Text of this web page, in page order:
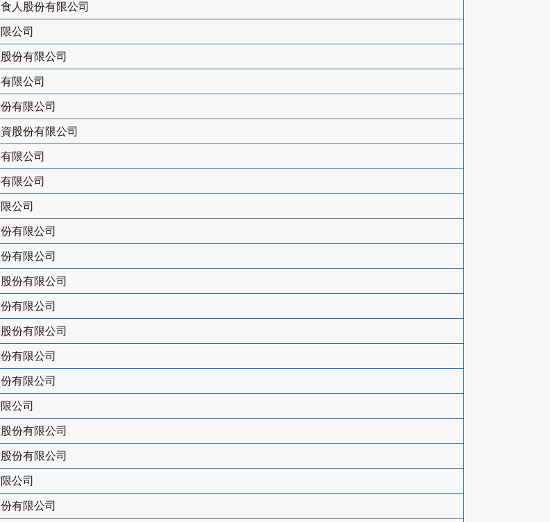
人股份有限公司
公司
份有限公司
限公司
有限公司
股份有限公司
限公司
限公司
公司
有限公司
有限公司
份有限公司
有限公司
份有限公司
有限公司
有限公司
公司
份有限公司
份有限公司
公司
有限公司